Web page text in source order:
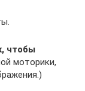
чтобы
моторики,